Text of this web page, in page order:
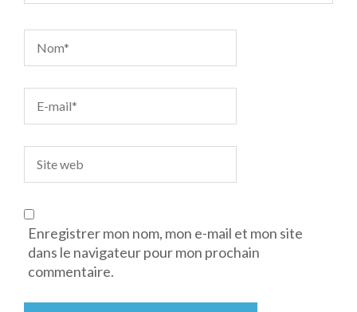
Enregistrer mon nom, mon e-mail et mon site
dans le navigateur pour mon prochain
commentaire.